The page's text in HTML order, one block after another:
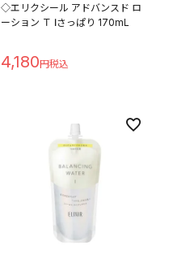
◇エリクシール アドバンスド ロ
ーション Ｔ Ⅰさっぱり 170mL
4,180